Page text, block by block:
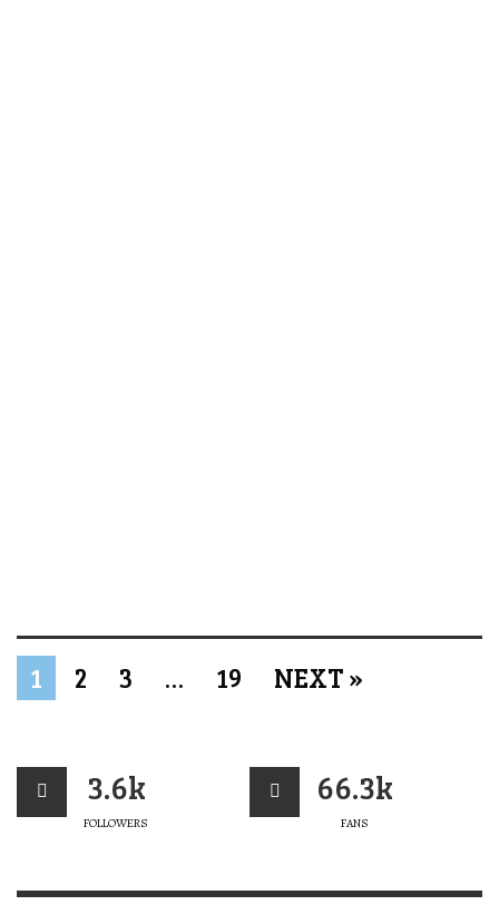
1 2 3 … 19 NEXT »
3.6k
FOLLOWERS
66.3k
FANS